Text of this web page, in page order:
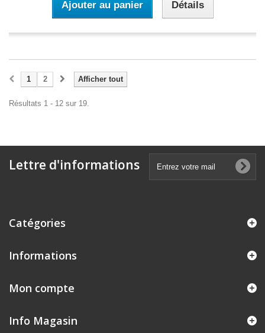
Ajouter au panier Détails
Afficher tout
1 2
Résultats 1 - 12 sur 19.
Lettre d'informations
Catégories
Informations
Mon compte
Info Magasin